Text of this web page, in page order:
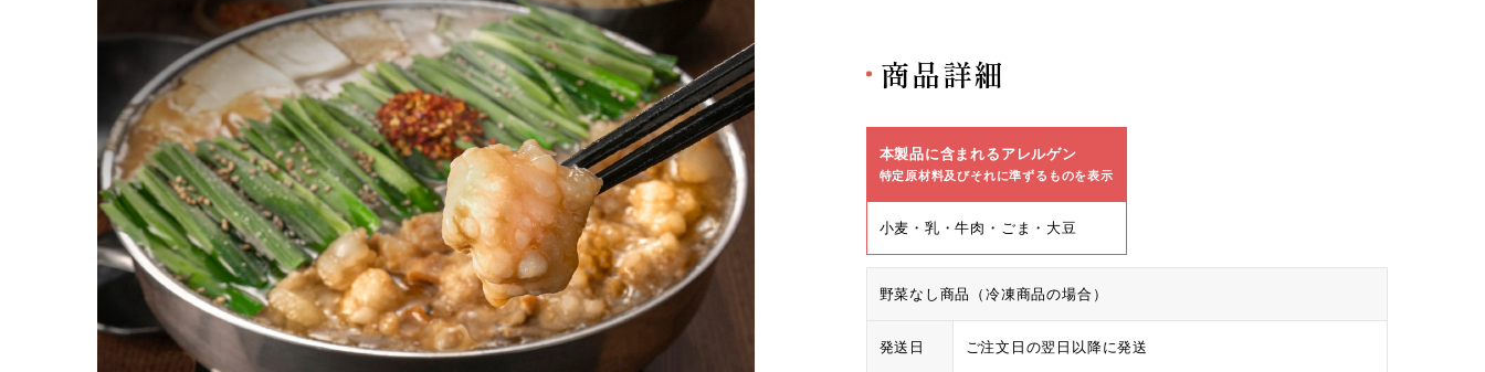
商品詳細
本製品に含まれるアレルゲン
特定原材料及びそれに準ずるものを表示
小麦・乳・牛肉・ごま・大豆
野菜なし商品（冷凍商品の場合）
発送日 ご注文日の翌日以降に発送